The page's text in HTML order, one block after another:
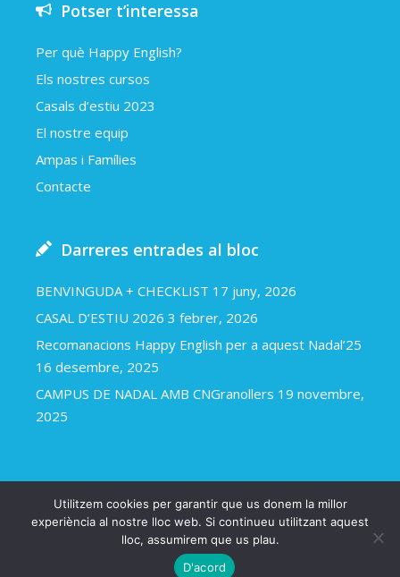
Potser t’interessa
Per què Happy English?
Els nostres cursos
Casals d’estiu 2023
El nostre equip
Ampas i Famílies
Contacte
Darreres entrades al bloc
BENVINGUDA + CHECKLIST 17 juny, 2026
CASAL D’ESTIU 2026 3 febrer, 2026
Recomanacions Happy English per a aquest Nadal’25
16 desembre, 2025
CAMPUS DE NADAL AMB CNGranollers 19 novembre,
2025
Happy english 2018
Avís legal i política de cookies
Una web d’Arapla.cat
Utilitzem cookies per garantir que us donem la millor
experiència al nostre lloc web. Si continueu utilitzant aquest
lloc, assumirem que us plau.
D'acord